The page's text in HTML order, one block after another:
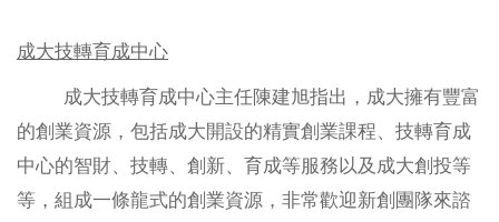
數位課程
醫療聯盟
永續專區
成大技轉育成中心
成大技轉育成中心主任陳建旭指出，成大擁有豐富
的創業資源，包括成大開設的精實創業課程、技轉育成
中心的智財、技轉、創新、育成等服務以及成大創投等
等，組成一條龍式的創業資源，非常歡迎新創團隊來諮